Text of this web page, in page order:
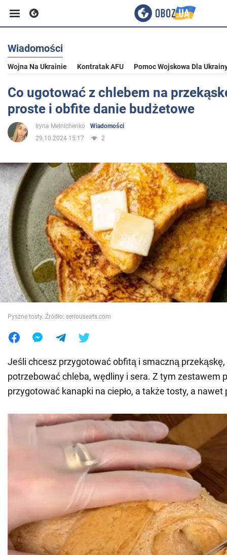
Biznes
Sport
Rozrywka
Polityka
Społeczeństwo
Wojna na Ukrainie
Świat
Jedzenie
Wiadomości
Wojna Na Ukrainie Kontratak AFU Pomoc Wojskowa Dla
Co ugotować z chlebem na
proste i obfite danie budżetowe
Iryna Melnichenko
Wiadomości
29.10.2024 15:17
2
Pyszne tosty. Źródło: seriouseats.com
Jeśli chcesz przygotować obfitą i smaczną
potrzebować chleba, wędliny i sera. Z tym zestawem
przygotować kanapki na ciepło, a także tosty, a nawet